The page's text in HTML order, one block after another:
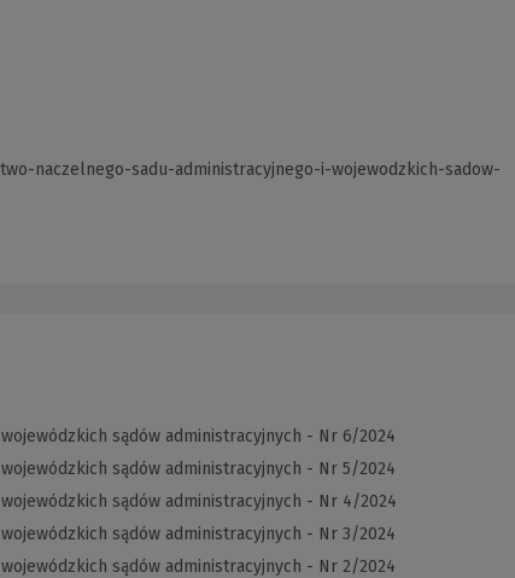
naczelnego-sadu-administracyjnego-i-wojewodzkich-sadow-
sądów administracyjnych - Nr 6/2024
sądów administracyjnych - Nr 5/2024
sądów administracyjnych - Nr 4/2024
sądów administracyjnych - Nr 3/2024
sądów administracyjnych - Nr 2/2024